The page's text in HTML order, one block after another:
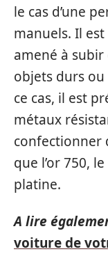
le cas d’une
manuels. Il
amené à subir
objets durs
ce cas, il est
métaux
confectionner
que l’or 750,
platine.
A lire
voiture de